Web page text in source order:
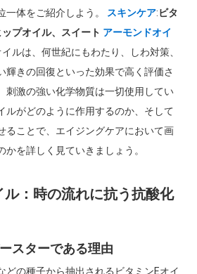
一体をご紹介しよう。 スキンケア:ビタ
プオイル、スイート アーモンドオイ
ルは、何世紀にもわたり、しわ対策、
輝きの回復といった効果で高く評価さ
刺激の強い化学物質は一切使用してい
ルがどのように作用するのか、そして
ることで、エイジングケアにおいて画
を詳しく見ていきましょう。
ル：時の流れに抗う抗酸化
スターである理由
どの種子から抽出されるビタミンEオイ